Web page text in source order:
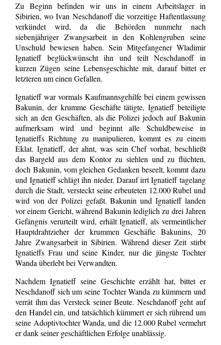
Zu Beginn befinden wir uns in einem Arbeitslager in
Sibirien, wo Ivan Neschdanoff die vorzeitige Haftentlassung
verkündet wird, da die Behörden nunmehr nach
siebenjähriger Zwangsarbeit in den Kohlengruben seine
Unschuld bewiesen haben. Sein Mitgefangener Wladimir
Ignatieff beglückwünscht ihn und teilt Neschdanoff in
kurzen Zügen seine Lebensgeschichte mit, darauf bittet er
letzteren um einen Gefallen.
Ignatieff war vormals Kaufmannsgehilfe bei einem gewissen
Bakunin, der krumme Geschäfte tätigte, Ignatieff beteiligte
sich an den Geschäften, als die Polizei jedoch auf Bakunin
aufmerksam wird und beginnt alle Schuldbeweise in
Ignatieffs Richtung zu manipulieren, kommt es zu einem
Eklat. Ignatieff, der ahnt, was sein Chef vorhat, beschließt
das Bargeld aus dem Kontor zu stehlen und zu flüchten,
doch Bakunin, vom gleichen Gedanken beseelt, kommt dazu
und Ignatieff schlägt ihn nieder. Darauf irrt Ignatieff tagelang
durch die Stadt, versteckt seine erbeuteten 12.000 Rubel und
wird von der Polizei gefaßt. Bakunin und Ignatieff landen
vor einem Gericht, während Bakunin lediglich zu drei Jahren
Gefängnis verurteilt wird, erhält Ignatieff, als vermeintlicher
Hauptdrahtzieher der krummen Geschäfte Bakunins, 20
Jahre Zwangsarbeit in Sibirien. Während dieser Zeit stirbt
Ignatieffs Frau und seine Kinder, nur die jüngste Tochter
Wanda überlebt bei Verwandten.
Nachdem Ignatieff seine Geschichte erzählt hat, bittet er
Neschdanoff sich um seine Tochter Wanda zu kümmern und
verrät ihm das Versteck seiner Beute. Neschdanoff geht auf
den Handel ein, und tatsächlich kümmert er sich rührend um
seine Adoptivtochter Wanda, und die 12.000 Rubel vermehrt
er dank seiner geschäftlichen Erfolge unablässig.